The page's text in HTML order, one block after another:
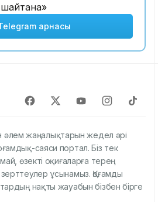
арнасы
әлем жаңалықтарын жедел әрі
саяси портал. Біз тек
өзекті оқиғаларға терең
ұсынамыз. Қоғамды
нақты жауабын бізбен бірге